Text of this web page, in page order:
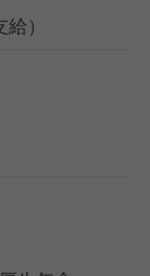
）